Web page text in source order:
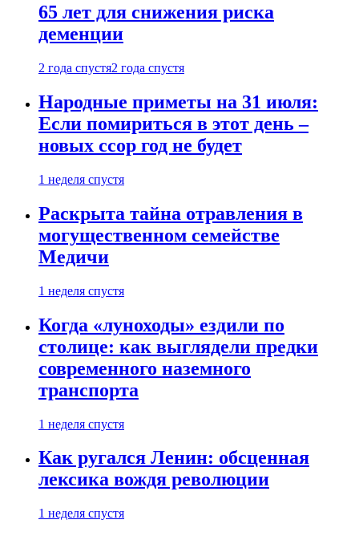
65 лет для снижения риска
деменции
2 года спустя2 года спустя
Народные приметы на 31 июля:
Если помириться в этот день –
новых ссор год не будет
1 неделя спустя
Раскрыта тайна отравления в
могущественном семействе
Медичи
1 неделя спустя
Когда «луноходы» ездили по
столице: как выглядели предки
современного наземного
транспорта
1 неделя спустя
Как ругался Ленин: обсценная
лексика вождя революции
1 неделя спустя